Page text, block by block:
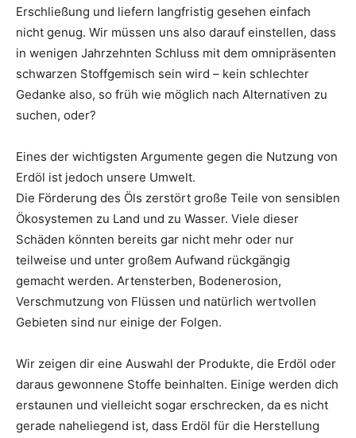
Erschließung und liefern langfristig gesehen einfach
nicht genug. Wir müssen uns also darauf einstellen, dass
in wenigen Jahrzehnten Schluss mit dem omnipräsenten
schwarzen Stoffgemisch sein wird – kein schlechter
Gedanke also, so früh wie möglich nach Alternativen zu
suchen, oder?
Eines der wichtigsten Argumente gegen die Nutzung von
Erdöl ist jedoch unsere Umwelt.
Die Förderung des Öls zerstört große Teile von sensiblen
Ökosystemen zu Land und zu Wasser. Viele dieser
Schäden könnten bereits gar nicht mehr oder nur
teilweise und unter großem Aufwand rückgängig
gemacht werden. Artensterben, Bodenerosion,
Verschmutzung von Flüssen und natürlich wertvollen
Gebieten sind nur einige der Folgen.
Wir zeigen dir eine Auswahl der Produkte, die Erdöl oder
daraus gewonnene Stoffe beinhalten. Einige werden dich
erstaunen und vielleicht sogar erschrecken, da es nicht
gerade naheliegend ist, dass Erdöl für die Herstellung